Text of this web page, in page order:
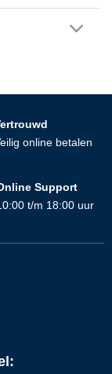
online betalen
Support
t/m 18:00 uur